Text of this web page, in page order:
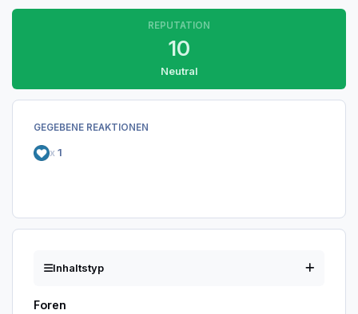
REPUTATION
10
Neutral
GEGEBENE REAKTIONEN
x 1
Inhaltstyp
Foren